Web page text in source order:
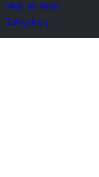
Moje ulubione
Zaloguj się